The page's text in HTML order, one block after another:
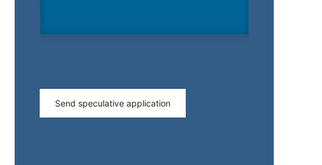
Send speculative application